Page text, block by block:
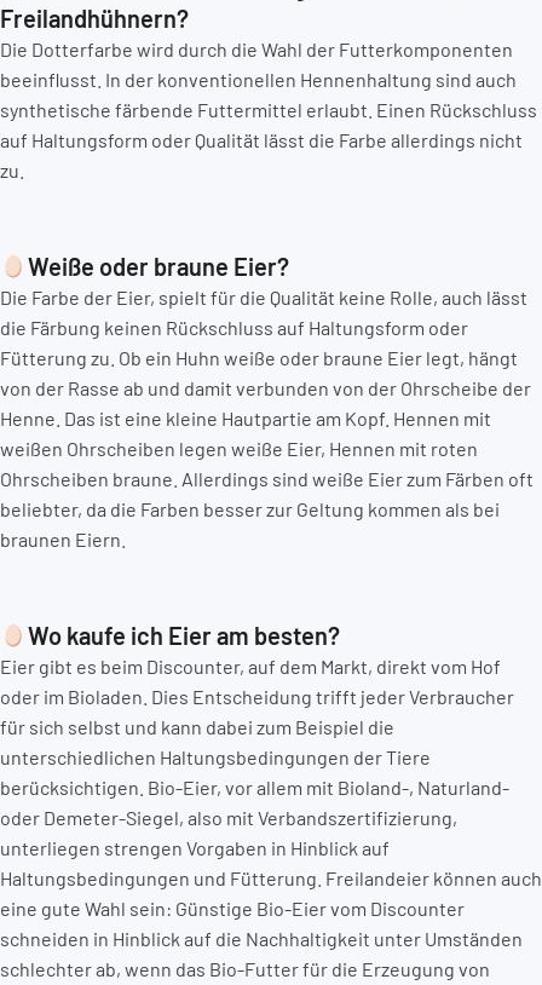
Freilandhühnern?
Die Dotterfarbe wird durch die Wahl der Futterkomponenten
beeinflusst. In der konventionellen Hennenhaltung sind auch
synthetische färbende Futtermittel erlaubt. Einen Rückschluss
auf Haltungsform oder Qualität lässt die Farbe allerdings nicht
zu.
Weiße oder braune Eier?
Die Farbe der Eier, spielt für die Qualität keine Rolle, auch lässt
die Färbung keinen Rückschluss auf Haltungsform oder
Fütterung zu. Ob ein Huhn weiße oder braune Eier legt, hängt
von der Rasse ab und damit verbunden von der Ohrscheibe der
Henne. Das ist eine kleine Hautpartie am Kopf. Hennen mit
weißen Ohrscheiben legen weiße Eier, Hennen mit roten
Ohrscheiben braune. Allerdings sind weiße Eier zum Färben oft
beliebter, da die Farben besser zur Geltung kommen als bei
braunen Eiern.
Wo kaufe ich Eier am besten?
Eier gibt es beim Discounter, auf dem Markt, direkt vom Hof
oder im Bioladen. Dies Entscheidung trifft jeder Verbraucher
für sich selbst und kann dabei zum Beispiel die
unterschiedlichen Haltungsbedingungen der Tiere
berücksichtigen. Bio-Eier, vor allem mit Bioland-, Naturland-
oder Demeter-Siegel, also mit Verbandszertifizierung,
unterliegen strengen Vorgaben in Hinblick auf
Haltungsbedingungen und Fütterung. Freilandeier können auch
eine gute Wahl sein: Günstige Bio-Eier vom Discounter
schneiden in Hinblick auf die Nachhaltigkeit unter Umständen
schlechter ab, wenn das Bio-Futter für die Erzeugung von